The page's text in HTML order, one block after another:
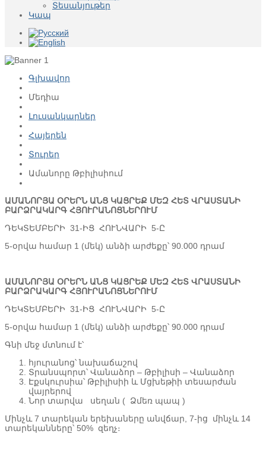
Տեսանյութեր
Կապ
Գլխավոր
Մեդիա
Լուսանկարներ
Հայերեն
Տուրեր
Ամանորը Թբիլիսիում
ԱՄԱՆՈՐՅԱ ՕՐԵՐՆ ԱՆՑ ԿԱՑՐԵՔ ՄԵԶ ՀԵՏ ՎՐԱՍՏԱՆԻ
ԲԱՐՁՐԱԿԱՐԳ ՀՅՈՒՐԱՆՈՑՆԵՐՈՒՄ
ԴԵԿՏԵՄԲԵՐԻ 31-ԻՑ ՀՈՒՆՎԱՐԻ 5-Ը
5-օրվա համար 1 (մեկ) անձի արժեքը՝ 90.000 դրամ
ԱՄԱՆՈՐՅԱ ՕՐԵՐՆ ԱՆՑ ԿԱՑՐԵՔ ՄԵԶ ՀԵՏ ՎՐԱՍՏԱՆԻ
ԲԱՐՁՐԱԿԱՐԳ ՀՅՈՒՐԱՆՈՑՆԵՐՈՒՄ
ԴԵԿՏԵՄԲԵՐԻ 31-ԻՑ ՀՈՒՆՎԱՐԻ 5-Ը
5-օրվա համար 1 (մեկ) անձի արժեքը՝ 90.000 դրամ
Գնի մեջ մտնում է՝
հյուրանոց՝ նախաճաշով
Տրանսպորտ՝ Վանաձոր – Թբիլիսի – Վանաձոր
Էքսկուրսիա՝ Թբիլիսիի և Մցխեթիի տեսարժան
վայրերով
Նոր տարվա սեղան ( Ձմեռ պապ )
Մինչև 7 տարեկան երեխաները անվճար, 7-ից մինչև 14
տարեկանները՝ 50% զեղչ։